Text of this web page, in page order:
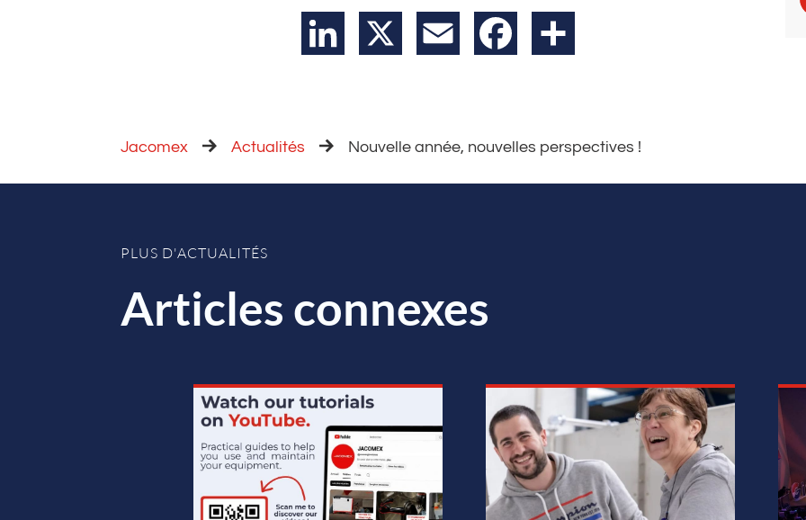
LinkedIn Email Facebook
Jacomex Actualités Nouvelle année, nouvelles perspectives !
PLUS D'ACTUALITÉS
Articles connexes